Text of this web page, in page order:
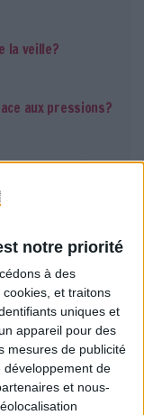
notre priorité
à des
et traitons
uniques et
appareil pour des
mesures de publicité
de
et nous-
la veille?
aux pressions?
transformation
d’expérience
enjeux, méthodes et
des